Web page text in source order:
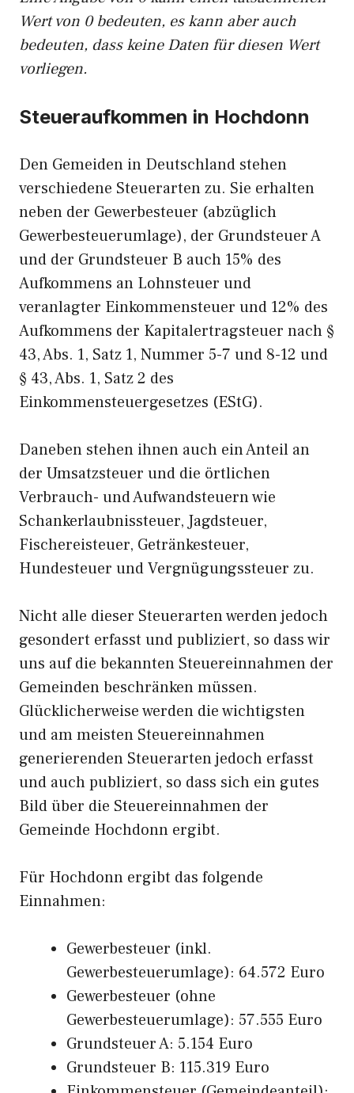
Wert von 0 bedeuten, es kann aber auch
bedeuten, dass keine Daten für diesen Wert
vorliegen.
Steueraufkommen in Hochdonn
Den Gemeiden in Deutschland stehen
verschiedene Steuerarten zu. Sie erhalten
neben der Gewerbesteuer (abzüglich
Gewerbesteuerumlage), der Grundsteuer A
und der Grundsteuer B auch 15% des
Aufkommens an Lohnsteuer und
veranlagter Einkommensteuer und 12% des
Aufkommens der Kapitalertragsteuer nach §
43, Abs. 1, Satz 1, Nummer 5-7 und 8-12 und
§ 43, Abs. 1, Satz 2 des
Einkommensteuergesetzes (EStG).
Daneben stehen ihnen auch ein Anteil an
der Umsatzsteuer und die örtlichen
Verbrauch- und Aufwandsteuern wie
Schankerlaubnissteuer, Jagdsteuer,
Fischereisteuer, Getränkesteuer,
Hundesteuer und Vergnügungssteuer zu.
Nicht alle dieser Steuerarten werden jedoch
gesondert erfasst und publiziert, so dass wir
uns auf die bekannten Steuereinnahmen der
Gemeinden beschränken müssen.
Glücklicherweise werden die wichtigsten
und am meisten Steuereinnahmen
generierenden Steuerarten jedoch erfasst
und auch publiziert, so dass sich ein gutes
Bild über die Steuereinnahmen der
Gemeinde Hochdonn ergibt.
Für Hochdonn ergibt das folgende
Einnahmen:
Gewerbesteuer (inkl.
Gewerbesteuerumlage): 64.572 Euro
Gewerbesteuer (ohne
Gewerbesteuerumlage): 57.555 Euro
Grundsteuer A: 5.154 Euro
Grundsteuer B: 115.319 Euro